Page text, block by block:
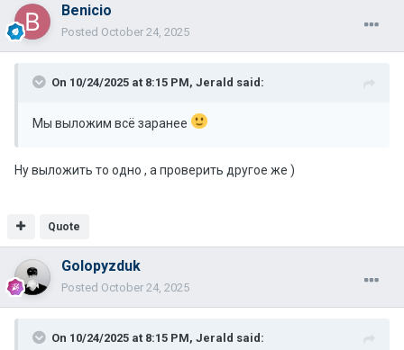
Benicio
Posted October 24, 2025
On 10/24/2025 at 8:15 PM, Jerald said:
Мы выложим всё заранее
Ну выложить то одно , а проверить другое же )
Quote
Golopyzduk
Posted October 24, 2025
On 10/24/2025 at 8:15 PM, Jerald said: